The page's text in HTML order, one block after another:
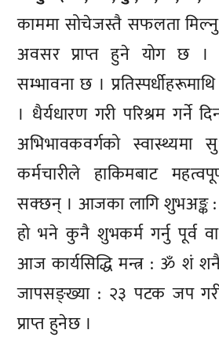
काममा सोचेजस्तै सफलता
अवसर प्राप्त हुने योग छ ।
सम्भावना छ ।
। धैर्यधारण गरी परिश्रम गर्ने
अभिभावकवर्गको
कर्मचारीले हाकिमबाट
सक्छन् । आजका लागि शुभअङ्क :
हो भने कुनै शुभकर्म गर्नु पूर्व वा
आज कार्यसिद्धि मन्त्र : ॐ शं
जापसङ्ख्या : २३ पटक जप
प्राप्त हुनेछ ।